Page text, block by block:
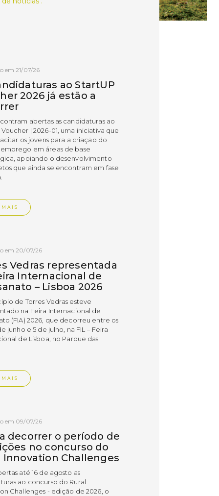
em 21/07/26
ao StartUP
2026 já estão a
abertas as candidaturas ao
| 2026-01, uma iniciativa que
os jovens para a criação do
em áreas de base
apoiando o desenvolvimento
que ainda se encontram em fase
MAIS
em 20/07/26
Vedras representada
Internacional de
– Lisboa 2026
de Torres Vedras esteve
na Feira Internacional de
(FIA) 2026, que decorreu entre os
junho e 5 de julho, na FIL – Feira
de Lisboa, no Parque das
MAIS
em 09/07/26
decorrer o período de
no concurso do
Innovation Challenges
até 16 de agosto as
ao concurso do Rural
Challenges - edição de 2026, o